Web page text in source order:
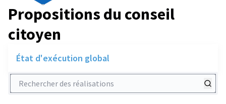
Propositions du conseil
citoyen
État d'exécution global
Rechercher des réalisations